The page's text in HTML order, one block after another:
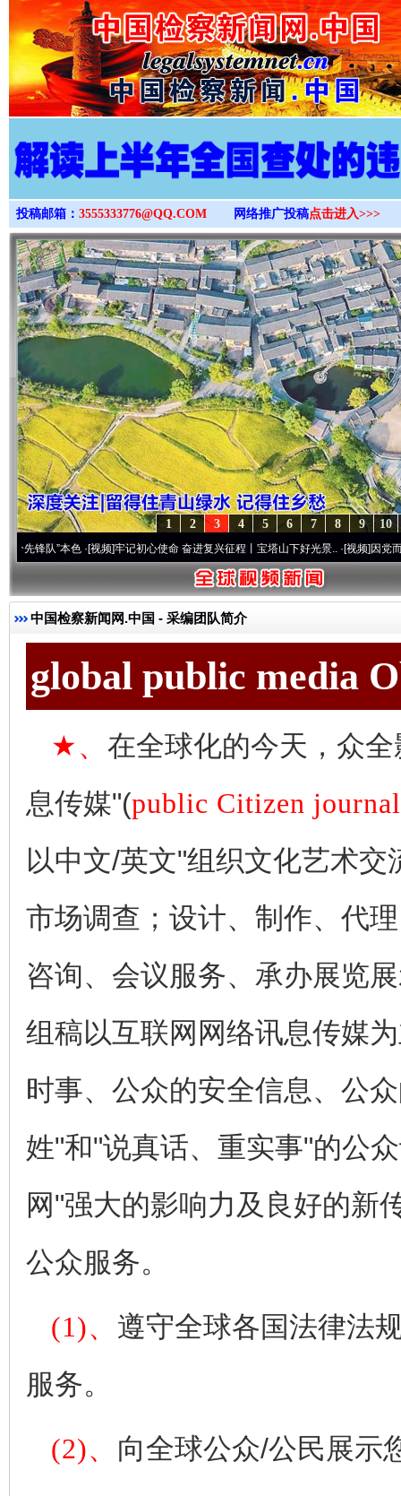
>
投稿邮箱： 3555333776@QQ.COM 网络推广投稿点击进入>>>
10
9
8
7
6
5
4
3
2
1
本色·[视频]牢记初心使命 奋进复兴征程丨宝塔山下好光景..·[视频]因党而生 为党
中国检察新闻网.中国 - 采编团队简介
global public media
★、 在全球化的今天，众
息传媒"(public Citizen
以中文/英文"组织文化艺术
市场调查；设计、制作、代
咨询、会议服务、承办展览
组稿以互联网网络讯息传媒
时事、公众的安全信息、公
姓"和"说真话、重实事"的公
网"强大的影响力及良好的新
公众服务。
(1)、 遵守全球各国法律法
服务。
(2)、 向全球公众/公民展示